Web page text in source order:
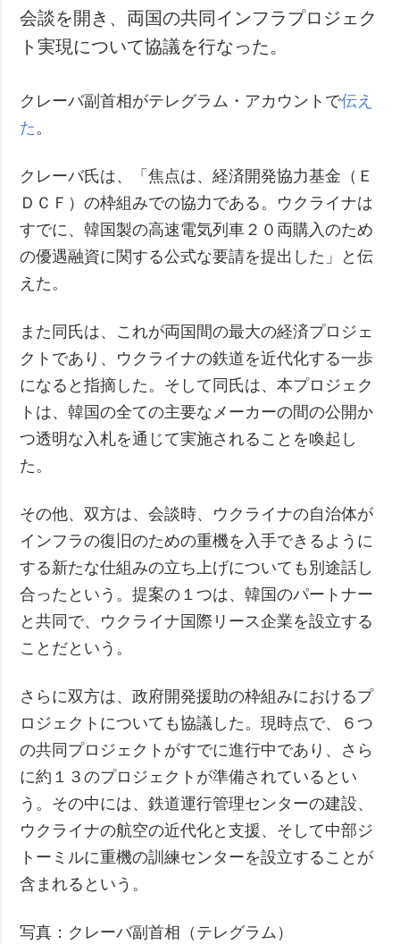
会談を開き、両国の共同インフラプロジェク
ト実現について協議を行なった。
クレーバ副首相がテレグラム・アカウントで伝え
た 。
クレーバ氏は、「焦点は、経済開発協力基金（Ｅ
ＤＣＦ）の枠組みでの協力である。ウクライナは
すでに、韓国製の高速電気列車２０両購入のため
の優遇融資に関する公式な要請を提出した」と伝
えた。
また同氏は、これが両国間の最大の経済プロジェ
クトであり、ウクライナの鉄道を近代化する一歩
になると指摘した。そして同氏は、本プロジェク
トは、韓国の全ての主要なメーカーの間の公開か
つ透明な入札を通じて実施されることを喚起し
た。
その他、双方は、会談時、ウクライナの自治体が
インフラの復旧のための重機を入手できるように
する新たな仕組みの立ち上げについても別途話し
合ったという。提案の１つは、韓国のパートナー
と共同で、ウクライナ国際リース企業を設立する
ことだという。
さらに双方は、政府開発援助の枠組みにおけるプ
ロジェクトについても協議した。現時点で、６つ
の共同プロジェクトがすでに進行中であり、さら
に約１３のプロジェクトが準備されているとい
う。その中には、鉄道運行管理センターの建設、
ウクライナの航空の近代化と支援、そして中部ジ
トーミルに重機の訓練センターを設立することが
含まれるという。
写真：クレーバ副首相（テレグラム）